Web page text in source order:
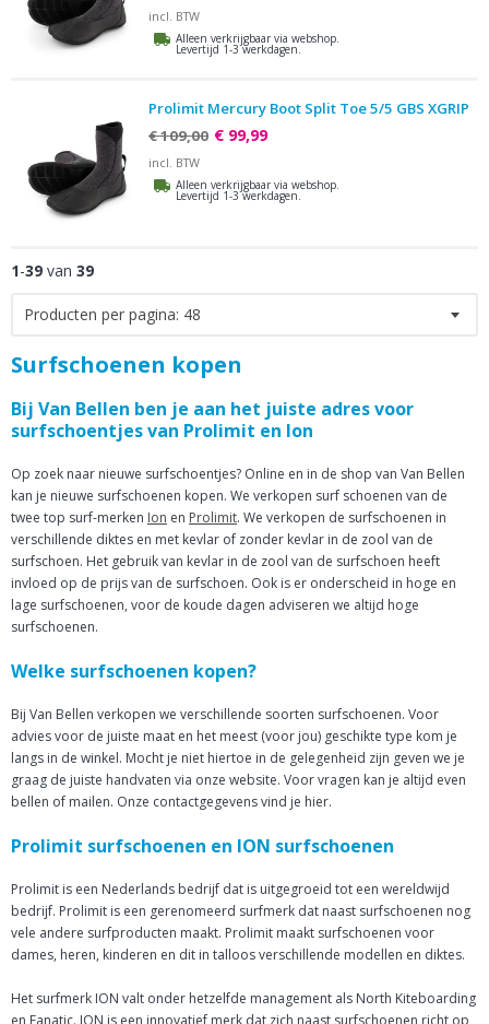
incl. BTW
Alleen verkrijgbaar via webshop.
Levertijd 1-3 werkdagen.
Prolimit Mercury Boot Split Toe 5/5 GBS XGRIP
€ 109,00 € 99,99
incl. BTW
Alleen verkrijgbaar via webshop.
Levertijd 1-3 werkdagen.
1-39 van 39
Producten per pagina: 48
Surfschoenen kopen
Bij Van Bellen ben je aan het juiste adres voor
surfschoentjes van Prolimit en Ion
Op zoek naar nieuwe surfschoentjes? Online en in de shop van Van Bellen
kan je nieuwe surfschoenen kopen. We verkopen surf schoenen van de
twee top surf-merken Ion en Prolimit. We verkopen de surfschoenen in
verschillende diktes en met kevlar of zonder kevlar in de zool van de
surfschoen. Het gebruik van kevlar in de zool van de surfschoen heeft
invloed op de prijs van de surfschoen. Ook is er onderscheid in hoge en
lage surfschoenen, voor de koude dagen adviseren we altijd hoge
surfschoenen.
Welke surfschoenen kopen?
Bij Van Bellen verkopen we verschillende soorten surfschoenen. Voor
advies voor de juiste maat en het meest (voor jou) geschikte type kom je
langs in de winkel. Mocht je niet hiertoe in de gelegenheid zijn geven we je
graag de juiste handvaten via onze website. Voor vragen kan je altijd even
bellen of mailen. Onze contactgegevens vind je hier.
Prolimit surfschoenen en ION surfschoenen
Prolimit is een Nederlands bedrijf dat is uitgegroeid tot een wereldwijd
bedrijf. Prolimit is een gerenomeerd surfmerk dat naast surfschoenen nog
vele andere surfproducten maakt. Prolimit maakt surfschoenen voor
dames, heren, kinderen en dit in talloos verschillende modellen en diktes.
Het surfmerk ION valt onder hetzelfde management als North Kiteboarding
en Fanatic. ION is een innovatief merk dat zich naast surfschoenen richt op